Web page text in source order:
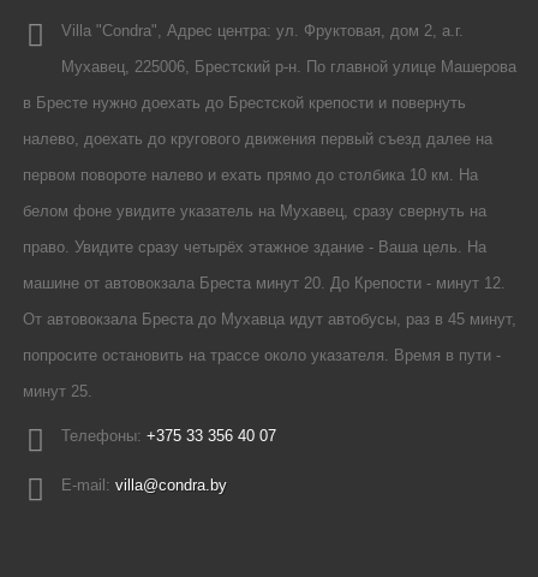
Villa "Condra", Адрес центра: ул. Фруктовая, дом 2, а.г.
Мухавец, 225006, Брестский р-н. По главной улице Машерова
в Бресте нужно доехать до Брестской крепости и повернуть
налево, доехать до кругового движения первый съезд далее на
первом повороте налево и ехать прямо до столбика 10 км. На
белом фоне увидите указатель на Мухавец, сразу свернуть на
право. Увидите сразу четырёх этажное здание - Ваша цель. На
машине от автовокзала Бреста минут 20. До Крепости - минут 12.
От автовокзала Бреста до Мухавца идут автобусы, раз в 45 минут,
попросите остановить на трассе около указателя. Время в пути -
минут 25.
Телефоны: +375 33 356 40 07
E-mail: villa@condra.by